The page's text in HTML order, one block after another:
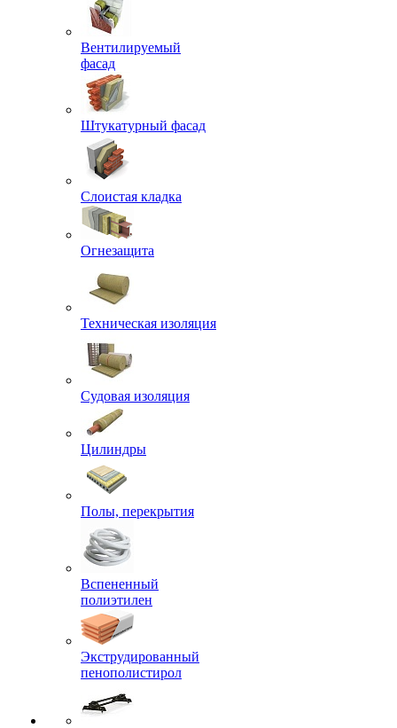
Вентилируемый
фасад
Штукатурный фасад
Слоистая кладка
Огнезащита
Техническая изоляция
Судовая изоляция
Цилиндры
Полы, перекрытия
Вспененный
полиэтилен
Экструдированный
пенополистирол